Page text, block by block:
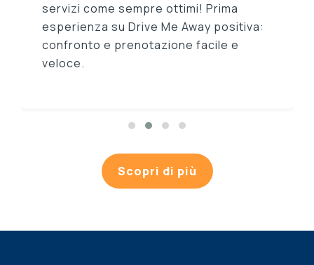
servizi come sempre ottimi! Prima
esperienza su Drive Me Away positiva:
confronto e prenotazione facile e
veloce.
Scopri di più